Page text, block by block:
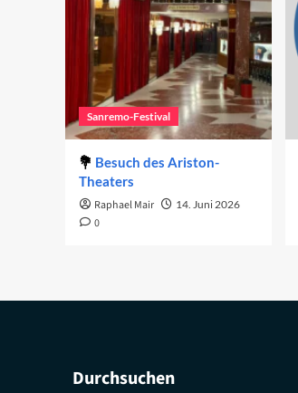
Sanremo-Festival
Besuch des Ariston-
Theaters
Raphael Mair 14. Juni 2026
0
Durchsuchen